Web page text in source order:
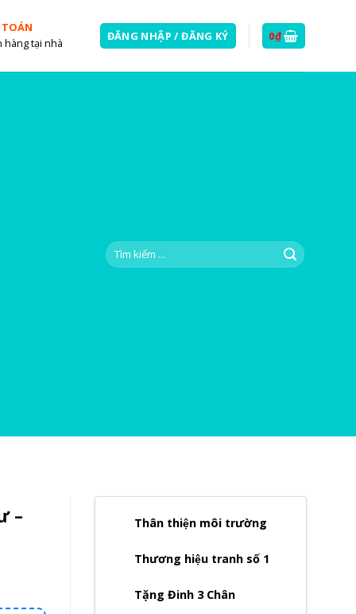
hàng tại nhà
ĐĂNG NHẬP / ĐĂNG KÝ 0₫
Tìm
kiếm:
–
Thân thiện môi trường
Thương hiệu tranh số 1
Tặng Đinh 3 Chân